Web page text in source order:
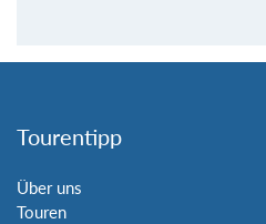
Tourentipp
Über uns
Touren